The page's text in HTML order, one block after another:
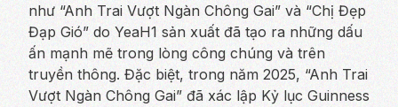
như“Anh Trai Vượt Ngàn Chông Gai” và “Chị Đẹp
Đạp Gió”do YeaH1 sản xuất đã tạo ra những dấu
ấn mạnh mẽ trong lòng công chúng và trên
truyền thông. Đặc biệt, trong năm 2025, “Anh Trai
Vượt Ngàn Chông Gai” đã xác lập Kỷ lục Guinness